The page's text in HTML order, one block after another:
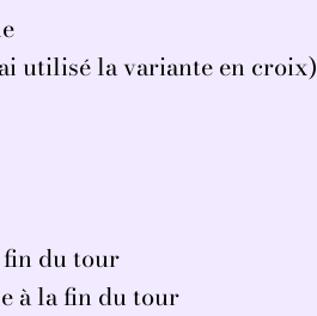
utilisé la variante en croix)
du tour
à la fin du tour